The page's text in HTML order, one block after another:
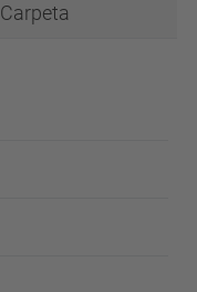
Carpeta